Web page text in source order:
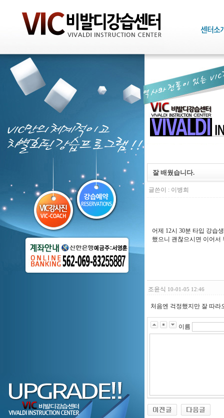
잘 배웠습니다.
글쓴이 : 이병희
어제 12시 30분 타입 강습
했으니 괜찮으시면 이어서
조윤식 10-01-05 12:46
처음엔 걱정했지만 잘 따
이름